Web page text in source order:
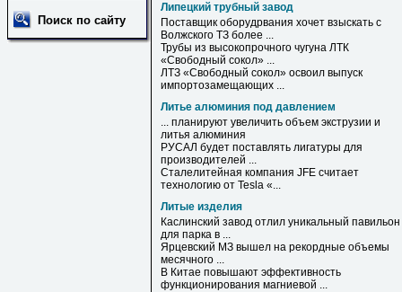
Поиск по сайту
Липецкий трубный завод
Поставщик оборудрвания хочет взыскать с
Волжского ТЗ более ...
Трубы из высокопрочного чугуна ЛТК
«Свободный сокол» ...
ЛТЗ «Свободный сокол» освоил выпуск
импортозамещающих ...
Литье алюминия под давлением
... планируют увеличить объем экструзии и
литья алюминия
РУСАЛ будет поставлять лигатуры для
производителей ...
Сталелитейная компания JFE считает
технологию от Tesla «...
Литые изделия
Каслинский завод отлил уникальный павильон
для парка в ...
Ярцевский МЗ вышел на рекордные объемы
месячного ...
В Китае повышают эффективность
функционирования магниевой ...